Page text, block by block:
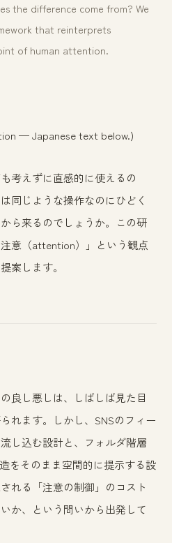
the difference come from? We
that reinterprets
of human attention.
— Japanese text below.)
考えずに直感的に使えるの
同じような操作なのにひどく
ら来るのでしょうか。この研
意（attention）」という観点
案します。
良し悪しは、しばしば見た目
れます。しかし、SNSのフィー
し込む設計と、フォルダ階層
をそのまま空間的に提示する設
れる「注意の制御」のコスト
か、という問いから出発して